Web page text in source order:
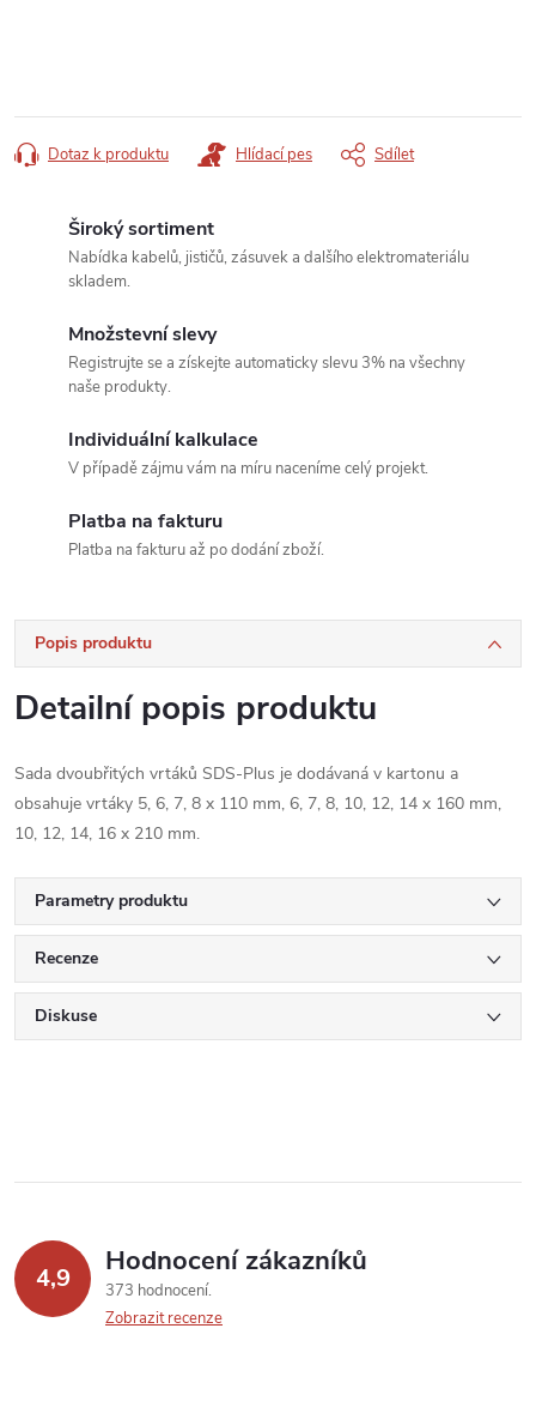
Dotaz k produktu Hlídací pes Sdílet
Široký sortiment
Nabídka kabelů, jističů, zásuvek a dalšího elektromateriálu
skladem.
Množstevní slevy
Registrujte se a získejte automaticky slevu 3% na všechny
naše produkty.
Individuální kalkulace
V případě zájmu vám na míru naceníme celý projekt.
Platba na fakturu
Platba na fakturu až po dodání zboží.
Popis produktu
Detailní popis produktu
Sada dvoubřitých vrtáků SDS-Plus je dodávaná v kartonu a
obsahuje vrtáky 5, 6, 7, 8 x 110 mm, 6, 7, 8, 10, 12, 14 x 160 mm,
10, 12, 14, 16 x 210 mm.
Parametry produktu
Recenze
Diskuse
4,9 Hodnocení zákazníků
373 hodnocení
Zobrazit recenze